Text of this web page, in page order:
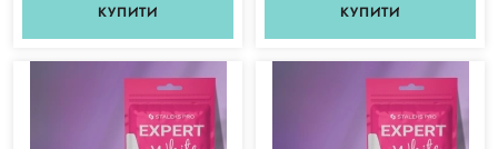
КУПИТИ КУПИТИ